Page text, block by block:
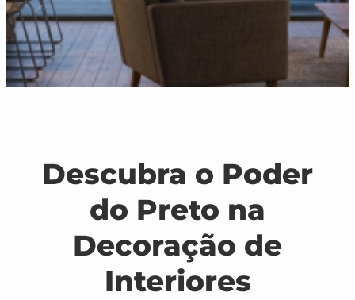
Descubra o Poder
do Preto na
Decoração de
Interiores